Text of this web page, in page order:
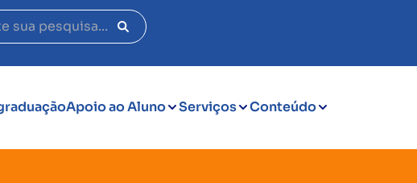
Apoio ao Aluno Serviços Conteúdo